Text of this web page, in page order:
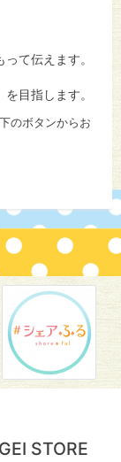
て伝えます。
目指します。
のボタンからお
STORE